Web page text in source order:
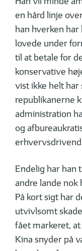
en hård linje
han hverken
lovede under
til at betale for
konservative
vist ikke helt
republikanerne
administration
og
Endelig har han
andre lande nok
På kort sigt har
utvivlsomt
fået markeret,
Kina snyder på